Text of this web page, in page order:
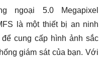
ngoại 5.0 Megapixel
là một thiết bị an ninh
cung cấp hình ảnh sắc
giám sát của bạn. Với